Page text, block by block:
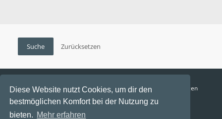
Diese Website nutzt Cookies, um dir den
bestmöglichen Komfort bei der Nutzung zu
bieten. Mehr erfahren
Funga Austria FAQ Datenschutz
Nutzungsbedingungen
Alle Zeiten sind UTC+02:00
Aktuelle Zeit: 7. August 2026, 08:30